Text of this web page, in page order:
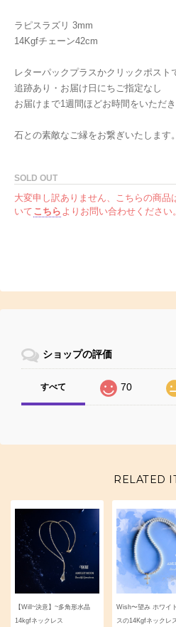
ラピスラズリ 3mm
14Kgfチェーン42cm
レターパックプラスかクリックポスト
追跡あり・お届け日にちご指定なし
お届けまで1週間ほどお時間をいただき
石との素敵なご縁をお繋ぎいたします。
SOLD OUT
大変申し訳ありません、こちらの商品
いて こちら よりお問い合わせください。
ショップの評価
すべて 70
RELATED
【Will~決意】~多角形水晶
14kgfネックレス
Wish〜望み ホワイ
スの14Kgfネックレ